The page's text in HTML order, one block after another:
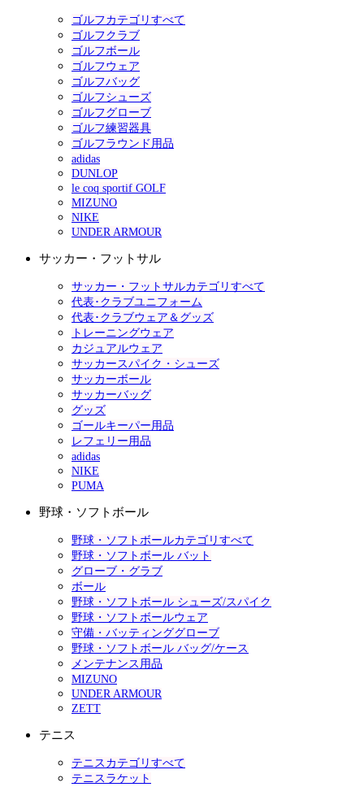
ゴルフカテゴリすべて
ゴルフクラブ
ゴルフボール
ゴルフウェア
ゴルフバッグ
ゴルフシューズ
ゴルフグローブ
ゴルフ練習器具
ゴルフラウンド用品
adidas
DUNLOP
le coq sportif GOLF
MIZUNO
NIKE
UNDER ARMOUR
サッカー・フットサル
サッカー・フットサルカテゴリすべて
代表･クラブユニフォーム
代表･クラブウェア＆グッズ
トレーニングウェア
カジュアルウェア
サッカースパイク・シューズ
サッカーボール
サッカーバッグ
グッズ
ゴールキーパー用品
レフェリー用品
adidas
NIKE
PUMA
野球・ソフトボール
野球・ソフトボールカテゴリすべて
野球・ソフトボール バット
グローブ・グラブ
ボール
野球・ソフトボール シューズ/スパイク
野球・ソフトボールウェア
守備・バッティンググローブ
野球・ソフトボール バッグ/ケース
メンテナンス用品
MIZUNO
UNDER ARMOUR
ZETT
テニス
テニスカテゴリすべて
テニスラケット